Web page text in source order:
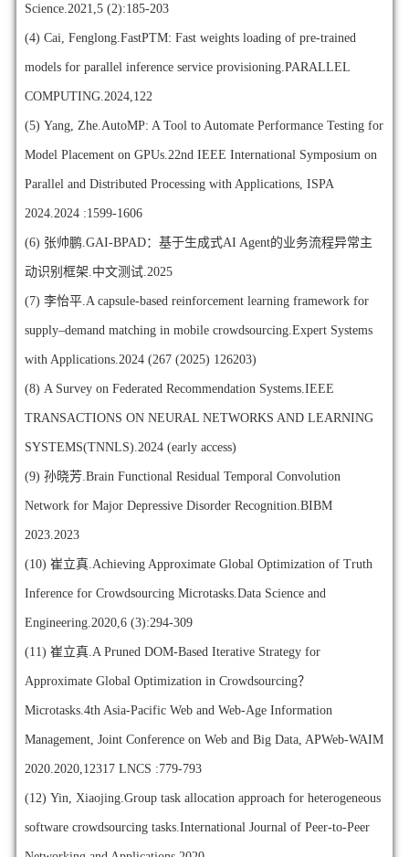
Science.2021,5 (2):185-203
(4) Cai, Fenglong.FastPTM: Fast weights loading of pre-trained
models for parallel inference service provisioning.PARALLEL
COMPUTING.2024,122
(5) Yang, Zhe.AutoMP: A Tool to Automate Performance Testing for
Model Placement on GPUs.22nd IEEE International Symposium on
Parallel and Distributed Processing with Applications, ISPA
2024.2024 :1599-1606
(6) 张帅鹏.GAI-BPAD：基于生成式AI Agent的业务流程异常主
动识别框架.中文测试.2025
(7) 李怡平.A capsule-based reinforcement learning framework for
supply–demand matching in mobile crowdsourcing.Expert Systems
with Applications.2024 (267 (2025) 126203)
(8) A Survey on Federated Recommendation Systems.IEEE
TRANSACTIONS ON NEURAL NETWORKS AND LEARNING
SYSTEMS(TNNLS).2024 (early access)
(9) 孙晓芳.Brain Functional Residual Temporal Convolution
Network for Major Depressive Disorder Recognition.BIBM
2023.2023
(10) 崔立真.Achieving Approximate Global Optimization of Truth
Inference for Crowdsourcing Microtasks.Data Science and
Engineering.2020,6 (3):294-309
(11) 崔立真.A Pruned DOM-Based Iterative Strategy for
Approximate Global Optimization in Crowdsourcing？
Microtasks.4th Asia-Pacific Web and Web-Age Information
Management, Joint Conference on Web and Big Data, APWeb-WAIM
2020.2020,12317 LNCS :779-793
(12) Yin, Xiaojing.Group task allocation approach for heterogeneous
software crowdsourcing tasks.International Journal of Peer-to-Peer